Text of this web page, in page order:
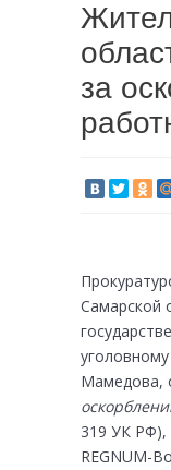
за
Самарской
Мамедова,
319 УК РФ),
REGNUM-